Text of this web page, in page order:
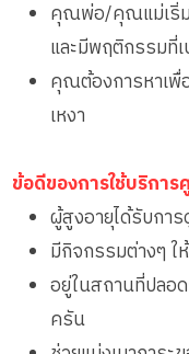
คุณพ่อ/คุณแม่เริ่ม
และมีพฤติกรรมที่
คุณต้องการหาเ
เหงา
ข้อดีของการใช้บริกา
ผู้สูงอายุได้รับกา
มีกิจกรรมต่างๆ ใ
อยู่ในสถานที่ปลอ
ครัน